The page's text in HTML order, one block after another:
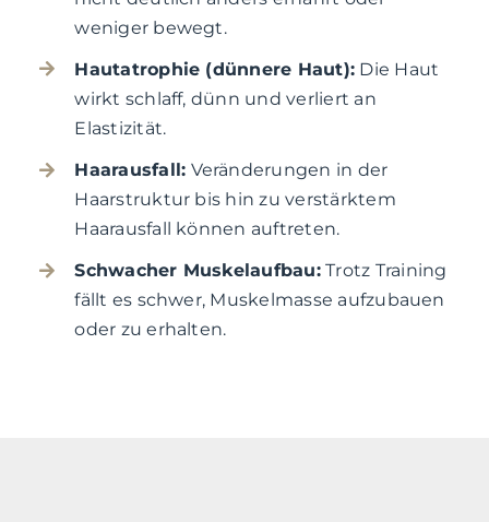
weniger bewegt.
Hautatrophie (dünnere Haut): Die Haut
wirkt schlaff, dünn und verliert an
Elastizität.
Haarausfall: Veränderungen in der
Haarstruktur bis hin zu verstärktem
Haarausfall können auftreten.
Schwacher Muskelaufbau:Trotz Training
fällt es schwer, Muskelmasse aufzubauen
oder zu erhalten.